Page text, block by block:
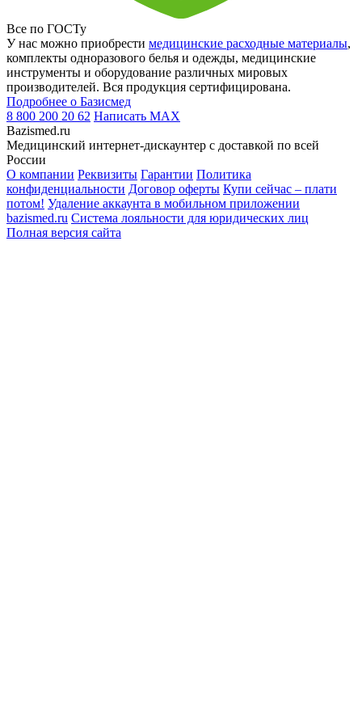
Все по ГОСТу
У нас можно приобрести медицинские расходные материалы,
комплекты одноразового белья и одежды, медицинские
инструменты и оборудование различных мировых
производителей. Вся продукция сертифицирована.
Подробнее о Базисмед
8 800 200 20 62 Написать MAX
Bazismed.ru
Медицинский интернет-дискаунтер с доставкой по всей
России
О компании Реквизиты Гарантии Политика
конфиденциальности Договор оферты Купи сейчас – плати
потом! Удаление аккаунта в мобильном приложении
bazismed.ru Система лояльности для юридических лиц
Полная версия сайта